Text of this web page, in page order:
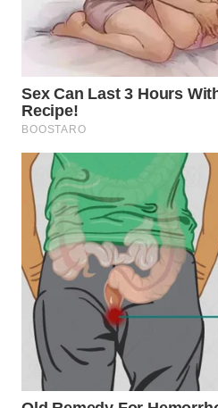
WN
PRIANGAN
WN
SEMARANG
WN
SOLO
WN
BOROBUDUR
MADURA
WN
SURABAYA